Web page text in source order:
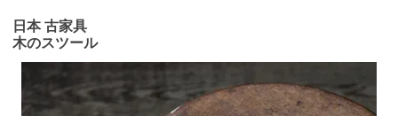
日本 古家具
木のスツール